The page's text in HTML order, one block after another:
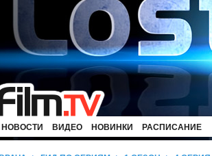
НОВОСТИ ВИДЕО НОВИНКИ РАСПИСАНИЕ